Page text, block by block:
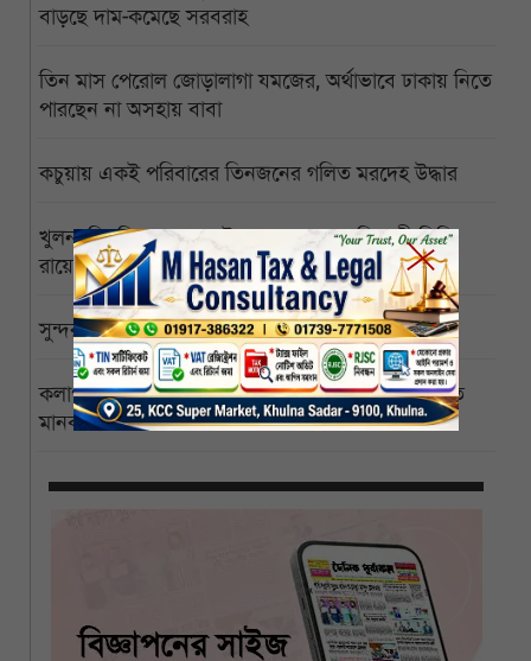
বাড়ছে দাম-কমেছে সরবরাহ
তিন মাস পেরোল জোড়ালাগা যমজের, অর্থাভাবে ঢাকায় নিতে
পারছেন না অসহায় বাবা
কচুয়ায় একই পরিবারের তিনজনের গলিত মরদেহ উদ্ধার
খুলনা বিশ্ববিদ্যালয়ের পাইকগাছা ক্যাম্পাস বিজ্ঞানী পিসি
রায়ের নামে নামকরণের দাবি
সুন্দরবনে ইতিবাচক বার্তা, বাঘের সংখ্যা বেড়ে ১২৫
কলাপাড়া পৌরসভাকে সোলারের আওতায় আনার দাবিতে
মানববন্ধন